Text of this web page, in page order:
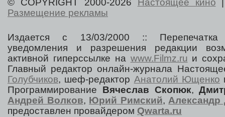
© COPYRIGHT 2000-2026 Настоящее кино
Размещение рекламы
Издается с 13/03/2000 :: Перепечатка
уведомления и разрешения редакции
активной гиперссылке на www.Filmz.ru и
Главный редактор онлайн-журнала
Голубчиков, шеф-редактор Анатолий Ющенко
Программирование Вячеслав Скопюк,
Андрей Волков, Юрий Римский,Александр
предоставлен провайдером Qwarta.ru